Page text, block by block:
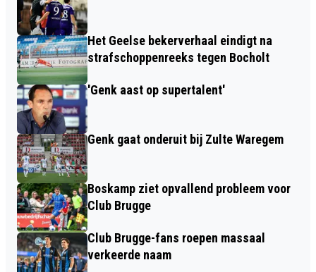
Het Geelse bekerverhaal eindigt na
strafschoppenreeks tegen Bocholt
'Genk aast op supertalent'
Genk gaat onderuit bij Zulte Waregem
Boskamp ziet opvallend probleem voor
Club Brugge
Club Brugge-fans roepen massaal
verkeerde naam